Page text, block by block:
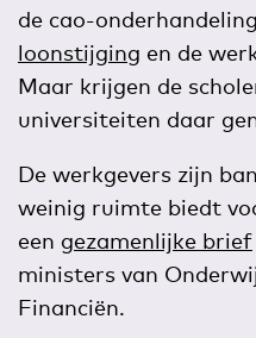
de cao-
loonstijging en de
Maar krijgen de
universiteiten daar
De werkgevers zijn
weinig ruimte biedt
een gezamenlijke brief
ministers van
Financiën.